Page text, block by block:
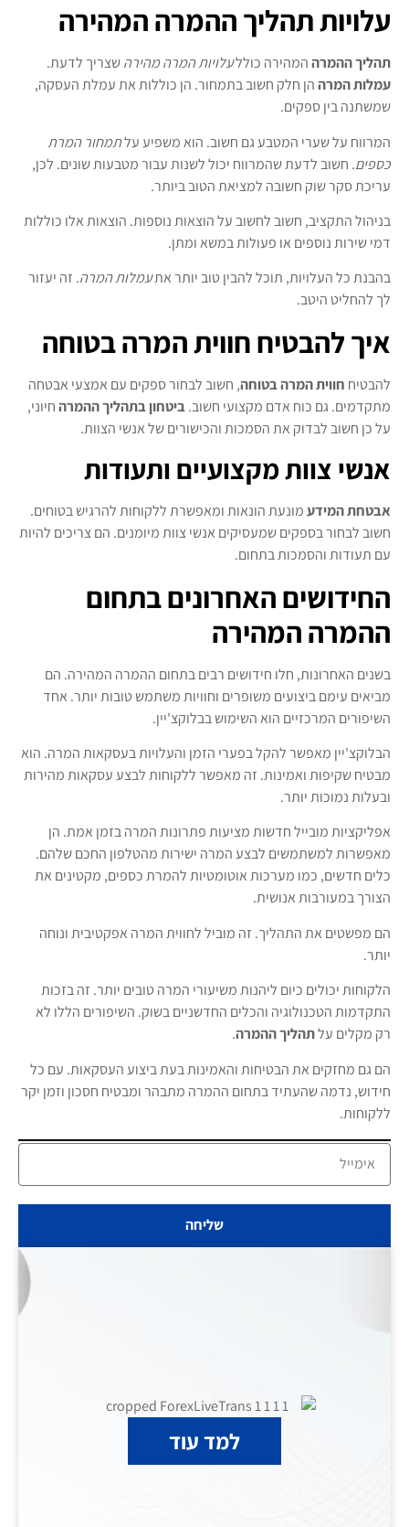
שליחה
למד עוד
עלויות תהליך ההמרה המהירה
תהליך ההמרההמהירה כוללעלויות המרה מהירהשצריך לדעת.
עמלות המרההן חלק חשוב בתמחור. הן כוללות את עמלת העסקה,
שמשתנה בין ספקים.
המרווח על שערי המטבע גם חשוב. הוא משפיע עלתמחור המרת
כספים. חשוב לדעת שהמרווח יכול לשנות עבור מטבעות שונים. לכן,
עריכת סקר שוק חשובה למציאת הטוב ביותר.
בניהול התקציב, חשוב לחשוב על הוצאות נוספות. הוצאות אלו כוללות
דמי שירות נוספים או פעולות במשא ומתן.
בהבנת כל העלויות, תוכל להבין טוב יותר אתעמלות המרה. זה יעזור
לך להחליט היטב.
איך להבטיח חווית המרה בטוחה
להבטיח חווית המרה בטוחה, חשוב לבחור ספקים עם אמצעי אבטחה
מתקדמים. גם כוח אדם מקצועי חשוב.ביטחון בתהליך ההמרהחיוני,
על כן חשוב לבדוק את הסמכות והכישורים של אנשי הצוות.
אנשי צוות מקצועיים ותעודות
אבטחת המידעמונעת הונאות ומאפשרת ללקוחות להרגיש בטוחים.
חשוב לבחור בספקים שמעסיקים אנשי צוות מיומנים. הם צריכים להיות
עם תעודות והסמכות בתחום.
החידושים האחרונים בתחום
ההמרה המהירה
בשנים האחרונות, חלו חידושים רבים בתחום ההמרה המהירה. הם
מביאים עימם ביצועים משופרים וחוויות משתמש טובות יותר. אחד
השיפורים המרכזיים הוא השימוש בבלוקצ'יין.
הבלוקצ'יין מאפשר להקל בפערי הזמן והעלויות בעסקאות המרה. הוא
מבטיח שקיפות ואמינות. זה מאפשר ללקוחות לבצע עסקאות מהירות
ובעלות נמוכות יותר.
אפליקציות מובייל חדשות מציעות פתרונות המרה בזמן אמת. הן
מאפשרות למשתמשים לבצע המרה ישירות מהטלפון החכם שלהם.
כלים חדשים, כמו מערכות אוטומטיות להמרת כספים, מקטינים את
הצורך במעורבות אנושית.
הם מפשטים את התהליך. זה מוביל לחווית המרה אפקטיבית ונוחה
יותר.
הלקוחות יכולים כיום ליהנות משיעורי המרה טובים יותר. זה בזכות
התקדמות הטכנולוגיה והכלים החדשניים בשוק. השיפורים הללו לא
רק מקלים עלתהליך ההמרה.
הם גם מחזקים את הבטיחות והאמינות בעת ביצוע העסקאות. עם כל
חידוש, נדמה שהעתיד בתחום ההמרה מתבהר ומבטיח חסכון וזמן יקר
ללקוחות.